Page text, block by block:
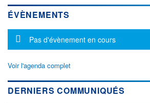
ÉVÈNEMENTS
Message d'information
Pas d'évènement en cours
Voir l'agenda complet
DERNIERS COMMUNIQUÉS